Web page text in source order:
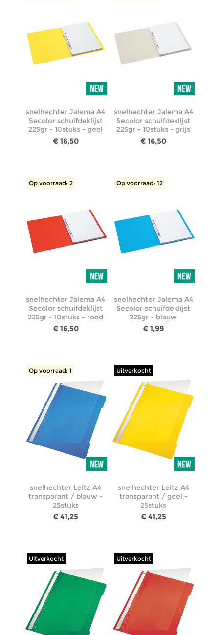
snelhechter Jalema A4
Secolor schuifdeklijst
225gr - 10stuks - geel
€ 16,50
snelhechter Jalema A4
Secolor schuifdeklijst
225gr - 10stuks - grijs
€ 16,50
Op voorraad: 2
snelhechter Jalema A4
Secolor schuifdeklijst
225gr - 10stuks - rood
€ 16,50
Op voorraad: 12
snelhechter Jalema A4
Secolor schuifdeklijst
225gr - blauw
€ 1,99
Op voorraad: 1
snelhechter Leitz A4
transparant / blauw -
25stuks
€ 41,25
Uitverkocht
snelhechter Leitz A4
transparant / geel -
25stuks
€ 41,25
Uitverkocht Uitverkocht